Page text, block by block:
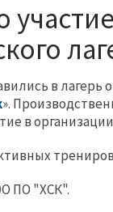
в лагерь
».
в
ПО "ХСК".